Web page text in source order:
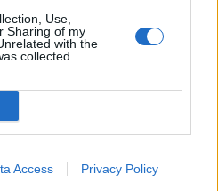
Use,
Sharing of my
with the
collected.
Access Privacy Policy